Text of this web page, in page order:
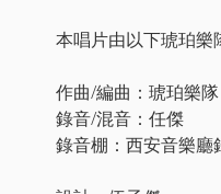
本唱片由以下琥珀
作曲/編曲：琥珀樂隊
錄音/混音：任傑
錄音棚：西安音樂廳